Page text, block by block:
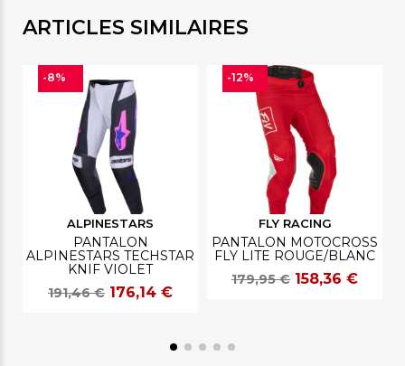
ARTICLES SIMILAIRES
ALPINESTARS
PANTALON
ALPINESTARS TECHSTAR
KNIF VIOLET
191,46 € 176,14 €
-8%
FLY RACING
PANTALON MOTOCROSS
FLY LITE ROUGE/BLANC
179,95 € 158,36 €
-12%